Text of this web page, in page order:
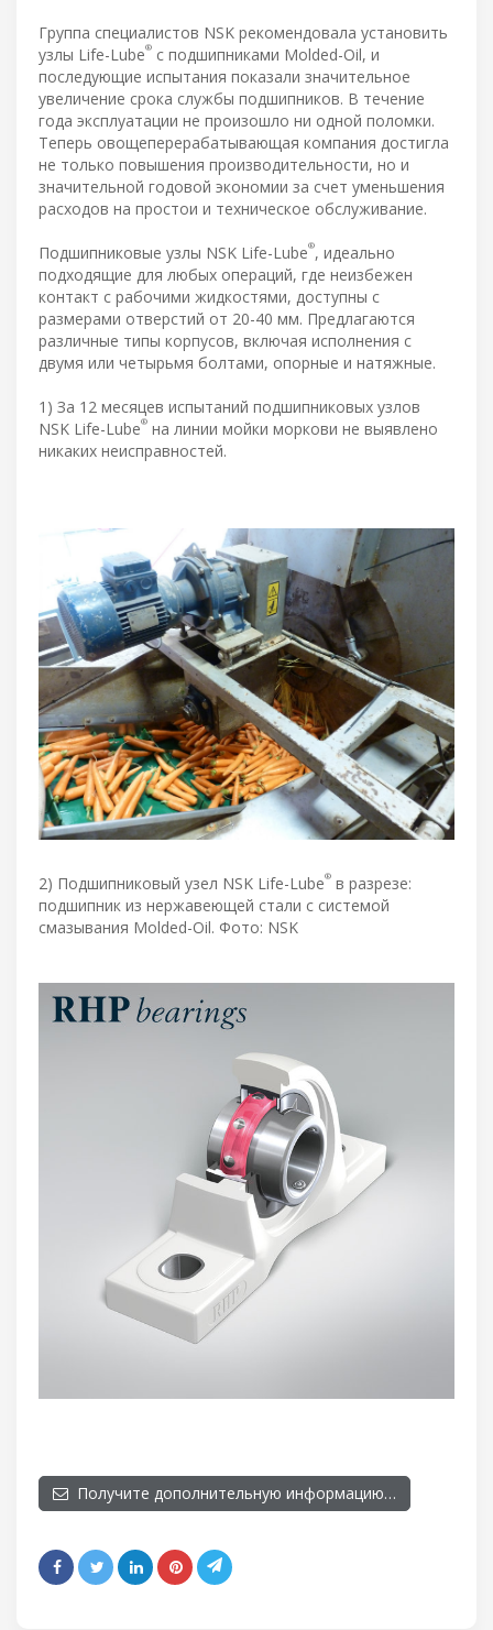
Группа специалистов NSK рекомендовала установить
узлы Life-Lube® с подшипниками Molded-Oil, и
последующие испытания показали значительное
увеличение срока службы подшипников. В течение
года эксплуатации не произошло ни одной поломки.
Теперь овощеперерабатывающая компания достигла
не только повышения производительности, но и
значительной годовой экономии за счет уменьшения
расходов на простои и техническое обслуживание.
Подшипниковые узлы NSK Life-Lube®, идеально
подходящие для любых операций, где неизбежен
контакт с рабочими жидкостями, доступны с
размерами отверстий от 20-40 мм. Предлагаются
различные типы корпусов, включая исполнения с
двумя или четырьмя болтами, опорные и натяжные.
1) За 12 месяцев испытаний подшипниковых узлов
NSK Life-Lube® на линии мойки моркови не выявлено
никаких неисправностей.
2) Подшипниковый узел NSK Life-Lube® в разрезе:
подшипник из нержавеющей стали с системой
смазывания Molded-Oil. Фото: NSK
Получите дополнительную информацию…